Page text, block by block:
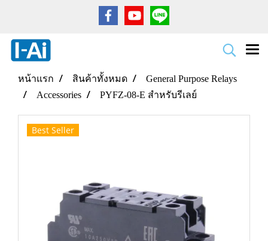
หน้าแรก สินค้าทั้งหมด
General Purpose Relays
Accessories
PYFZ-08-E สำหรับรีเลย์
Best Seller